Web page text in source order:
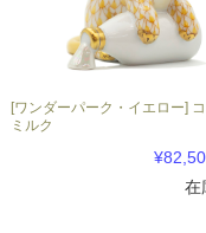
[ワンダーパーク・イエロー]
ミルク
在